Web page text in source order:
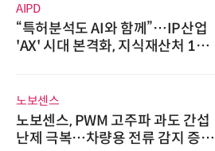
AIPD
“특허분석도 AI와 함께”…IP산업
'AX' 시대 본격화, 지식재산처 1호
노보센스
노보센스, PWM 고주파 과도 간섭
난제 극복…차량용 전류 감지 증폭